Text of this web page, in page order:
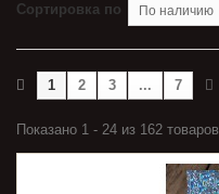
Сортировка по По наличию
1 2 3 ... 7
Показано 1 - 24 из 162 товаров